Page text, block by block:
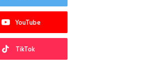
YouTube
TikTok